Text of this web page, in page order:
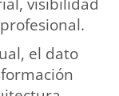
visibilidad
el dato